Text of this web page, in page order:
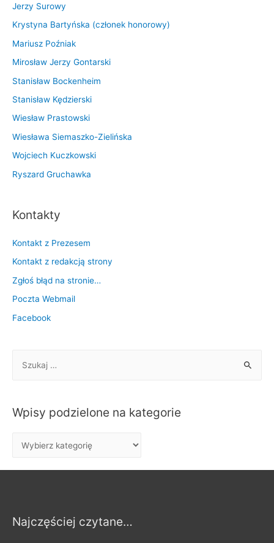
Jerzy Surowy
Krystyna Bartyńska (członek honorowy)
Mariusz Poźniak
Mirosław Jerzy Gontarski
Stanisław Bockenheim
Stanisław Kędzierski
Wiesław Prastowski
Wiesława Siemaszko-Zielińska
Wojciech Kuczkowski
Ryszard Gruchawka
Kontakty
Kontakt z Prezesem
Kontakt z redakcją strony
Zgłoś błąd na stronie…
Poczta Webmail
Facebook
kWpisy podzielone na kategorie
p
Najczęściej czytane…